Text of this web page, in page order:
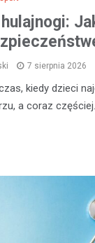
7 sierpnia 2026
kiedy dzieci
a coraz